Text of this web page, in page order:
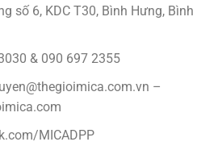
số 6, KDC T30, Bình Hưng, Bình
& 090 697 2355
–
MICADPP